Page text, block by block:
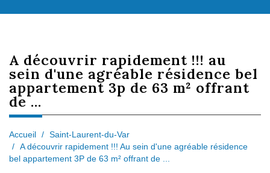
a découvrir rapidement !!! au
sein d'une agréable résidence bel
appartement 3p de 63 m² offrant
de ...
Accueil
Saint-Laurent-du-Var
A découvrir rapidement !!! Au sein d'une agréable résidence
bel appartement 3P de 63 m² offrant de ...